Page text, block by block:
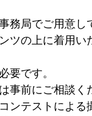
務局でご用意し
ツの上に着用い
要です。
事前にご相談く
ンテストによる